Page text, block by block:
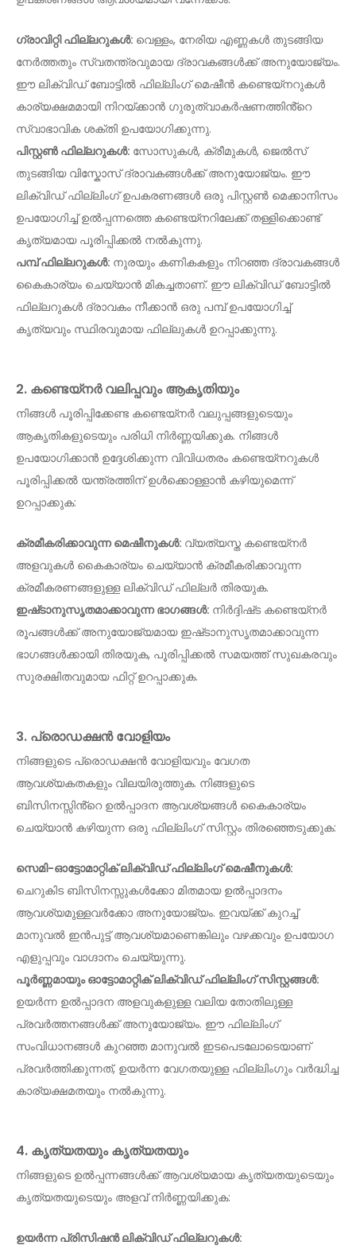
ഗ്രാവിറ്റി ഫില്ലറുകൾ: വെള്ളം, നേരിയ എണ്ണകൾ തുടങ്ങിയ
നേർത്തതും സ്വതന്ത്രവുമായ ദ്രാവകങ്ങൾക്ക് അനുയോജ്യം.
ഈ ലിക്വിഡ് ബോട്ടിൽ ഫില്ലിംഗ് മെഷീൻ കണ്ടെയ്നറുകൾ
കാര്യക്ഷമമായി നിറയ്ക്കാൻ ഗുരുത്വാകർഷണത്തിൻ്റെ
സ്വാഭാവിക ശക്തി ഉപയോഗിക്കുന്നു.
പിസ്റ്റൺ ഫില്ലറുകൾ: സോസുകൾ, ക്രീമുകൾ, ജെൽസ്
തുടങ്ങിയ വിസ്കോസ് ദ്രാവകങ്ങൾക്ക് അനുയോജ്യം. ഈ
ലിക്വിഡ് ഫില്ലിംഗ് ഉപകരണങ്ങൾ ഒരു പിസ്റ്റൺ മെക്കാനിസം
ഉപയോഗിച്ച് ഉൽപ്പന്നത്തെ കണ്ടെയ്നറിലേക്ക് തള്ളിക്കൊണ്ട്
കൃത്യമായ പൂരിപ്പിക്കൽ നൽകുന്നു.
പമ്പ് ഫില്ലറുകൾ: നുരയും കണികകളും നിറഞ്ഞ ദ്രാവകങ്ങൾ
കൈകാര്യം ചെയ്യാൻ മികച്ചതാണ്. ഈ ലിക്വിഡ് ബോട്ടിൽ
ഫില്ലറുകൾ ദ്രാവകം നീക്കാൻ ഒരു പമ്പ് ഉപയോഗിച്ച്
കൃത്യവും സ്ഥിരവുമായ ഫില്ലുകൾ ഉറപ്പാക്കുന്നു.
2. കണ്ടെയ്നർ വലിപ്പവും ആകൃതിയും
നിങ്ങൾ പൂരിപ്പിക്കേണ്ട കണ്ടെയ്നർ വലുപ്പങ്ങളുടെയും
ആകൃതികളുടെയും പരിധി നിർണ്ണയിക്കുക. നിങ്ങൾ
ഉപയോഗിക്കാൻ ഉദ്ദേശിക്കുന്ന വിവിധതരം കണ്ടെയ്‌നറുകൾ
പൂരിപ്പിക്കൽ യന്ത്രത്തിന് ഉൾക്കൊള്ളാൻ കഴിയുമെന്ന്
ഉറപ്പാക്കുക:
ക്രമീകരിക്കാവുന്ന മെഷീനുകൾ: വ്യത്യസ്ത കണ്ടെയ്നർ
അളവുകൾ കൈകാര്യം ചെയ്യാൻ ക്രമീകരിക്കാവുന്ന
ക്രമീകരണങ്ങളുള്ള ലിക്വിഡ് ഫില്ലർ തിരയുക.
ഇഷ്‌ടാനുസൃതമാക്കാവുന്ന ഭാഗങ്ങൾ: നിർദ്ദിഷ്‌ട കണ്ടെയ്‌നർ
രൂപങ്ങൾക്ക് അനുയോജ്യമായ ഇഷ്‌ടാനുസൃതമാക്കാവുന്ന
ഭാഗങ്ങൾക്കായി തിരയുക, പൂരിപ്പിക്കൽ സമയത്ത് സുഖകരവും
സുരക്ഷിതവുമായ ഫിറ്റ് ഉറപ്പാക്കുക.
3. പ്രൊഡക്ഷൻ വോളിയം
നിങ്ങളുടെ പ്രൊഡക്ഷൻ വോളിയവും വേഗത
ആവശ്യകതകളും വിലയിരുത്തുക. നിങ്ങളുടെ
ബിസിനസ്സിൻ്റെ ഉൽപ്പാദന ആവശ്യങ്ങൾ കൈകാര്യം
ചെയ്യാൻ കഴിയുന്ന ഒരു ഫില്ലിംഗ് സിസ്റ്റം തിരഞ്ഞെടുക്കുക:
സെമി-ഓട്ടോമാറ്റിക് ലിക്വിഡ് ഫില്ലിംഗ് മെഷീനുകൾ:
ചെറുകിട ബിസിനസ്സുകൾക്കോ ​​മിതമായ ഉൽപ്പാദനം
ആവശ്യമുള്ളവർക്കോ അനുയോജ്യം. ഇവയ്ക്ക് കുറച്ച്
മാനുവൽ ഇൻപുട്ട് ആവശ്യമാണെങ്കിലും വഴക്കവും ഉപയോഗ
എളുപ്പവും വാഗ്ദാനം ചെയ്യുന്നു.
പൂർണ്ണമായും ഓട്ടോമാറ്റിക് ലിക്വിഡ് ഫില്ലിംഗ് സിസ്റ്റങ്ങൾ:
ഉയർന്ന ഉൽപ്പാദന അളവുകളുള്ള വലിയ തോതിലുള്ള
പ്രവർത്തനങ്ങൾക്ക് അനുയോജ്യം. ഈ ഫില്ലിംഗ്
സംവിധാനങ്ങൾ കുറഞ്ഞ മാനുവൽ ഇടപെടലോടെയാണ്
പ്രവർത്തിക്കുന്നത്, ഉയർന്ന വേഗതയുള്ള ഫില്ലിംഗും വർദ്ധിച്ച
കാര്യക്ഷമതയും നൽകുന്നു.
4. കൃത്യതയും കൃത്യതയും
നിങ്ങളുടെ ഉൽപ്പന്നങ്ങൾക്ക് ആവശ്യമായ കൃത്യതയുടെയും
കൃത്യതയുടെയും അളവ് നിർണ്ണയിക്കുക:
ഉയർന്ന പ്രിസിഷൻ ലിക്വിഡ് ഫില്ലറുകൾ: